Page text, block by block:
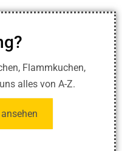
Flammkuchen,
alles von A-Z.